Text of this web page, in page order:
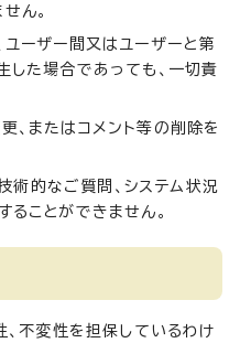
ん。
ユーザー間又はユーザーと第
した場合であっても、一切責
、またはコメント等の削除を
的なご質問、システム状況
ることができません。
不変性を担保しているわけ